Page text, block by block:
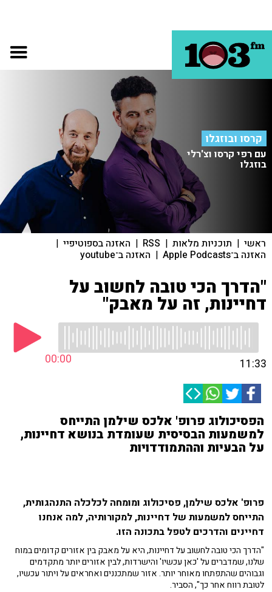
קרסו ובוזגלו
עם רפי קרסו וצ'רלי
בוזגלו
ראשי | תוכניות מלאות |
RSS
| האזנה בספוטיפיי |
האזנה ב־Apple Podcasts | האזנה ב־youtube
"הדרך הכי טובה לחשוב על
דחיינות, זה על מאבק"
00:00 11:33
הפסיכולוג פרופ' אלכס שילמן התייחס
למשמעות הבסיסית שעומדת בנושא דחיינות,
על הבעיות וההתמודדויות
פרופ' אלכס שילמן, פסיכולוג ומומחה לכלכלה התנהגותית,
התייחס למשמעות של דחיינות, למקורותיה, למה אנחנו
דחיינים והדרכים לטפל בתכונה הזו.
"הדרך הכי טובה לחשוב על דחיינות, היא על מאבק בין אזורים קדומים במוח
שלנו, שמדברים על 'כאן עכשיו' והישרדות, לבין אזורים יותר מתקדמים
וגבוהים שהתפתחו מאוחר יותר. אזור שמתכננים ואחראים על ויתור עכשיו,
לטובת רווח אחר כך", הסביר.